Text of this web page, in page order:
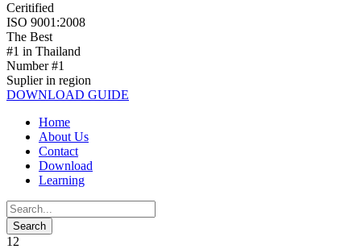
Ceritified
ISO 9001:2008
The Best
#1 in Thailand
Number #1
Suplier in region
DOWNLOAD GUIDE
Home
About Us
Contact
Download
Learning
12